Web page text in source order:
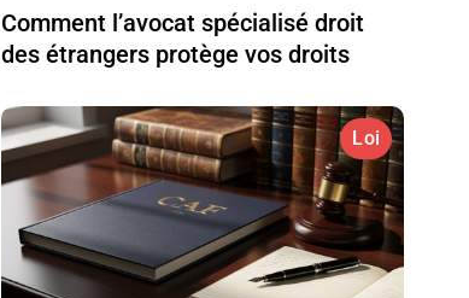
Comment l’avocat spécialisé droit
des étrangers protège vos droits
Loi